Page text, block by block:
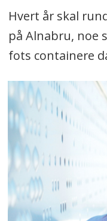
Hvert år skal
på Alnabru, noe
fots containere